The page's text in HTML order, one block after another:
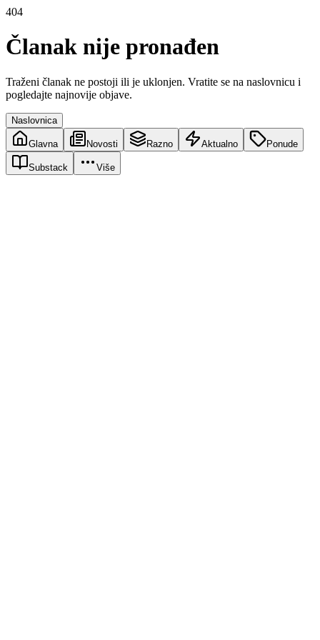
404
Članak nije pronađen
Traženi članak ne postoji ili je uklonjen. Vratite se na naslovnicu i
pogledajte najnovije objave.
Naslovnica
Glavna Novosti Razno Aktualno Ponude
Substack Više